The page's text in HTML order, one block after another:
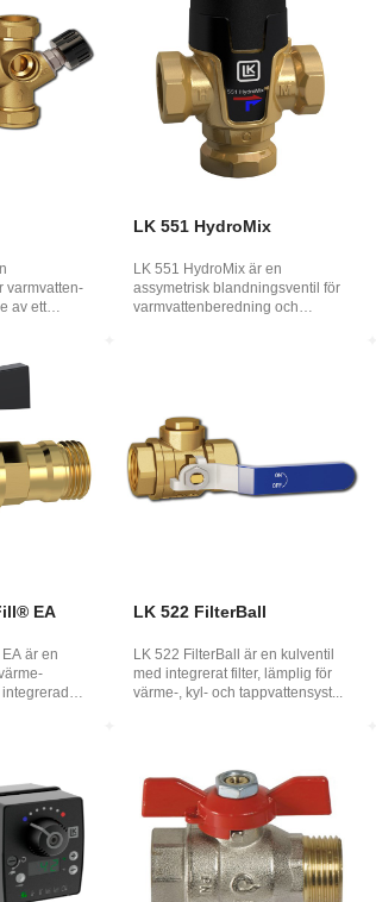
varmvatten­
av ett
LK 551 HydroMix
LK 551 HydroMix är en
assymetrisk blandningsventil för
varmvatten­beredning och
EA
är en
LK 522 FilterBall
LK 522 FilterBall är en kulventil
med integrerat filter, lämplig för
värme-, kyl- och tappvattensyst...